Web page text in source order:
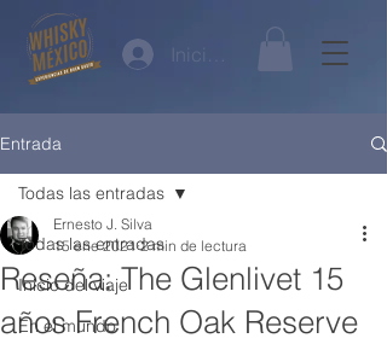
Iniciar sesión
Entrada
Todas las entradas
Inicio del viaje
En el mundo
Todas las entradas
Reseña: The Glenlivet 15
años French Oak Reserve
Ernesto J. Silva
15 ene 2021 2 min de lectura